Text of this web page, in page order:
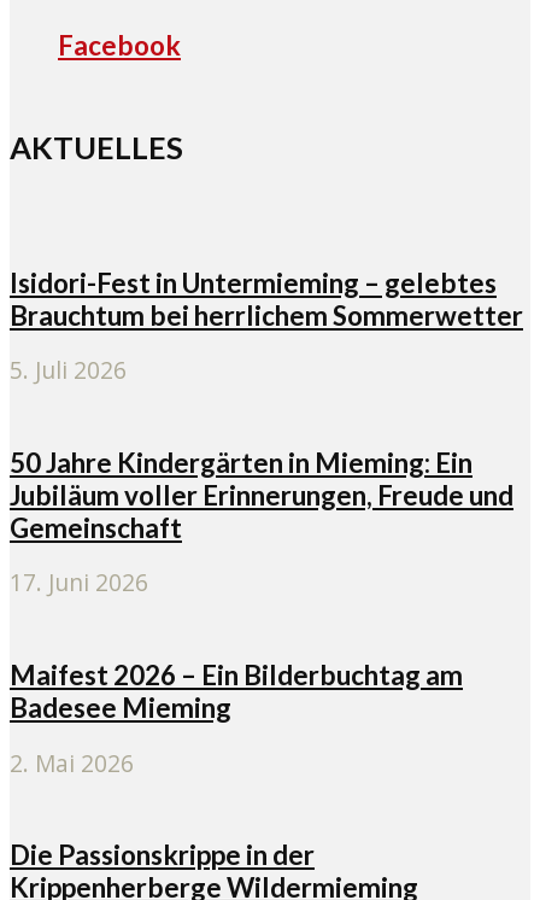
Facebook
AKTUELLES
Isidori-Fest in Untermieming – gelebtes
Brauchtum bei herrlichem Sommerwetter
5. Juli 2026
50 Jahre Kindergärten in Mieming: Ein
Jubiläum voller Erinnerungen, Freude und
Gemeinschaft
17. Juni 2026
Maifest 2026 – Ein Bilderbuchtag am
Badesee Mieming
2. Mai 2026
Die Passionskrippe in der
Krippenherberge Wildermieming